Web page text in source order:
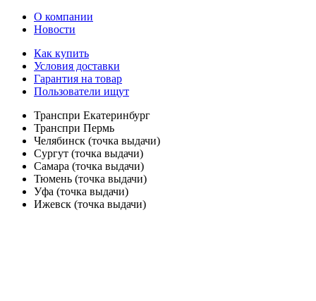
О компании
Новости
Как купить
Условия доставки
Гарантия на товар
Пользователи ищут
Транспри Екатеринбург
Транспри Пермь
Челябинск (точка выдачи)
Сургут (точка выдачи)
Самара (точка выдачи)
Тюмень (точка выдачи)
Уфа (точка выдачи)
Ижевск (точка выдачи)